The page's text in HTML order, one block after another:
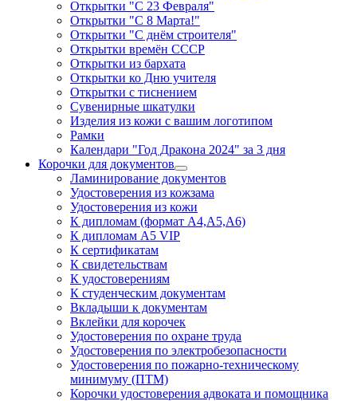
Открытки "С 23 Февраля"
Открытки "С 8 Марта!"
Открытки "С днём строителя"
Открытки времён СССР
Открытки из бархата
Открытки ко Дню учителя
Открытки с тиснением
Сувенирные шкатулки
Изделия из кожи с вашим логотипом
Рамки
Календари "Год Дракона 2024" за 3 дня
Корочки для документов
Ламинирование документов
Удостоверения из кожзама
Удостоверения из кожи
К дипломам (формат А4,А5,А6)
К дипломам А5 VIP
К сертификатам
К свидетельствам
К удостоверениям
К студенческим документам
Вкладыши к документам
Вклейки для корочек
Удостоверения по охране труда
Удостоверения по электробезопасности
Удостоверения по пожарно-техническому
минимуму (ПТМ)
Корочки удостоверения адвоката и помощника